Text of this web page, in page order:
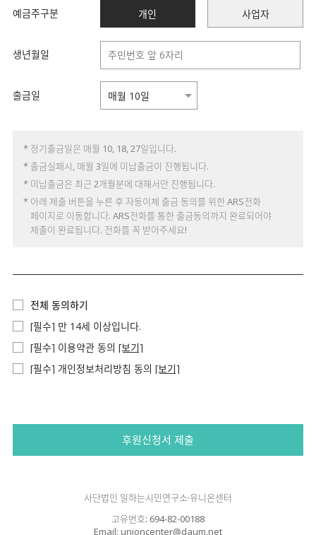
예금주구분 개인 사업자
생년월일
출금일
* 정기출금일은 매월 10, 18, 27일입니다.
* 출금실패시, 매월 3일에 미납출금이 진행됩니다.
* 미납출금은 최근 2개월분에 대해서만 진행됩니다.
* 아래 제출 버튼을 누른 후 자동이체 출금 동의를 위한 ARS전화
페이지로 이동합니다. ARS전화를 통한 출금동의까지 완료되어야
제출이 완료됩니다. 전화를 꼭 받아주세요!
전체 동의하기
[필수] 만 14세 이상입니다.
[필수] 이용약관 동의 [보기]
[필수] 개인정보처리방침 동의 [보기]
후원신청서 제출
사단법인 일하는시민연구소·유니온센터
고유번호: 694-82-00188
Email: unioncenter@daum.net